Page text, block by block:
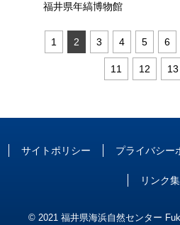
福井県年縞博物館
1 2 3 4 5 6
11 12 13
サイトポリシー プライバシー
リンク集
© 2021 福井県海浜自然センター